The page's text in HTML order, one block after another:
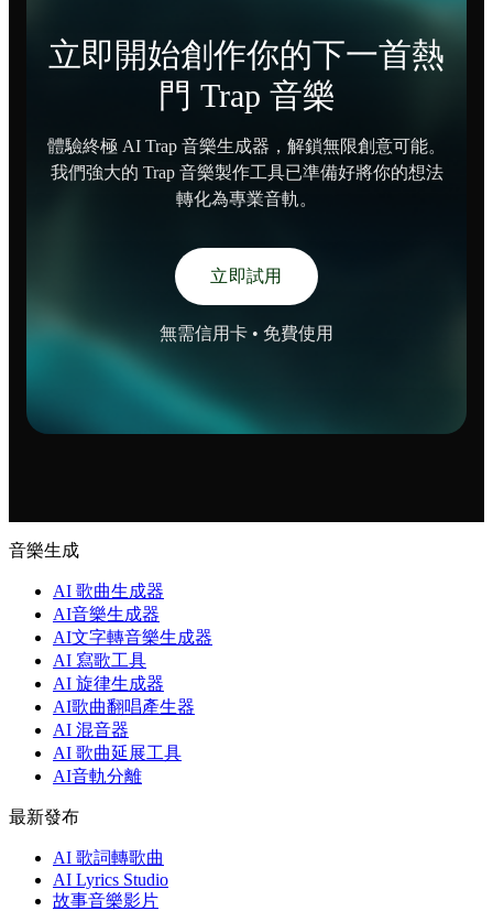
立即開始創作你的下一首熱
門 Trap 音樂
體驗終極 AI Trap 音樂生成器，解鎖無限創意可能。
我們強大的 Trap 音樂製作工具已準備好將你的想法
轉化為專業音軌。
立即試用
無需信用卡 • 免費使用
音樂生成
AI 歌曲生成器
AI音樂生成器
AI文字轉音樂生成器
AI 寫歌工具
AI 旋律生成器
AI歌曲翻唱產生器
AI 混音器
AI 歌曲延展工具
AI音軌分離
最新發布
AI 歌詞轉歌曲
AI Lyrics Studio
故事音樂影片